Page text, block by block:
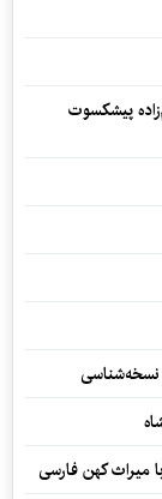
پیشکسوت
نسخه‌شناسی
میراث کهن فارسی